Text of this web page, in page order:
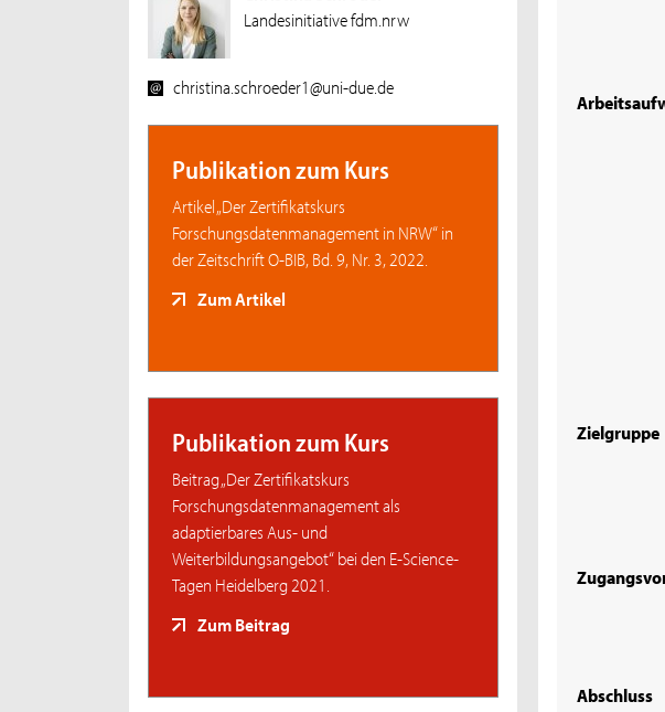
Landesinitiative fdm.nrw
christina.schroeder1@uni-due.de
Publikation zum Kurs
Artikel „Der Zertifikatskurs
Forschungsdatenmanagement in NRW“ in
der Zeitschrift O-BIB, Bd. 9, Nr. 3, 2022.
Zum Artikel
Publikation zum Kurs
Beitrag „Der Zertifikatskurs
Forschungsdatenmanagement als
adaptierbares Aus- und
Weiterbildungsangebot“ bei den E-Science-
Tagen Heidelberg 2021.
Zum Beitrag
Zielgruppe
Abschluss